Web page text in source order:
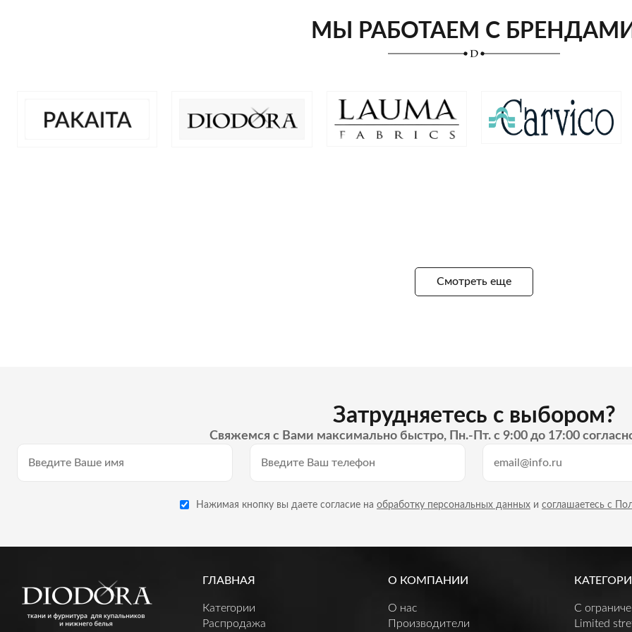
МЫ РАБОТАЕМ С
Смотреть еще
Затрудняетесь с выбором?
Свяжемся с Вами максимально быстро, Пн.-Пт. с 9:00 до 17:00
Нажимая кнопку вы даете согласие на обработку персональных данных и соглашаетесь с
ГЛАВНАЯ
Категории
Распродажа
О КОМПАНИИ
О нас
Производители
C
Limited